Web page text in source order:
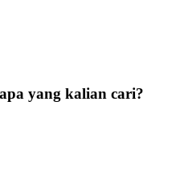
yang kalian cari?